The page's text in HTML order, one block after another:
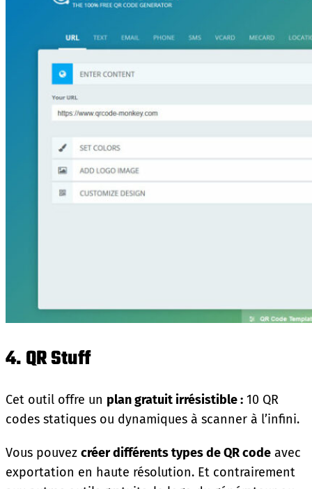
4. QR Stuff
Cet outil offre un plan gratuit irrésistible : 10 QR
codes statiques ou dynamiques à scanner à l’infini.
Vous pouvez créer différents types de QR code avec
exportation en haute résolution. Et contrairement